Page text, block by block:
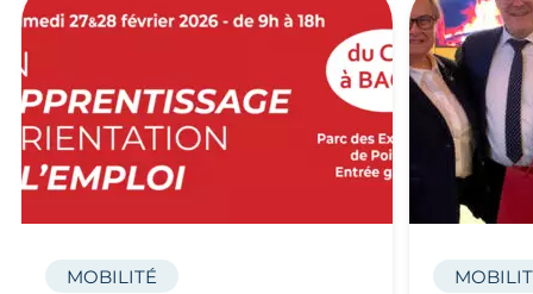
MOBILITÉ